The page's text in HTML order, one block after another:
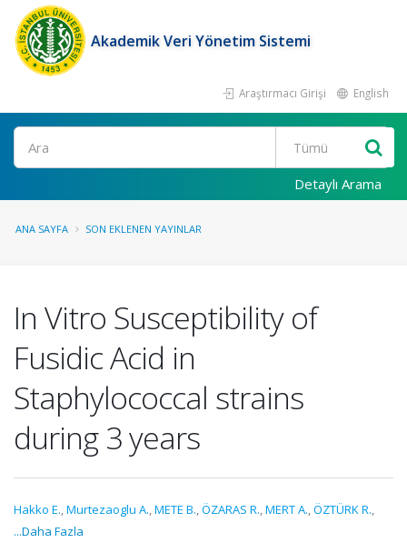
Akademik Veri Yönetim Sistemi
Araştırmacı Girişi English
Ara
Detaylı Arama
ANA SAYFA SON EKLENEN YAYINLAR
In Vitro Susceptibility of
Fusidic Acid in
Staphylococcal strains
during 3 years
Hakko E.,Murtezaoglu A.,METE B.,ÖZARAS R.,MERT A.,ÖZTÜRK R.,
...Daha Fazla